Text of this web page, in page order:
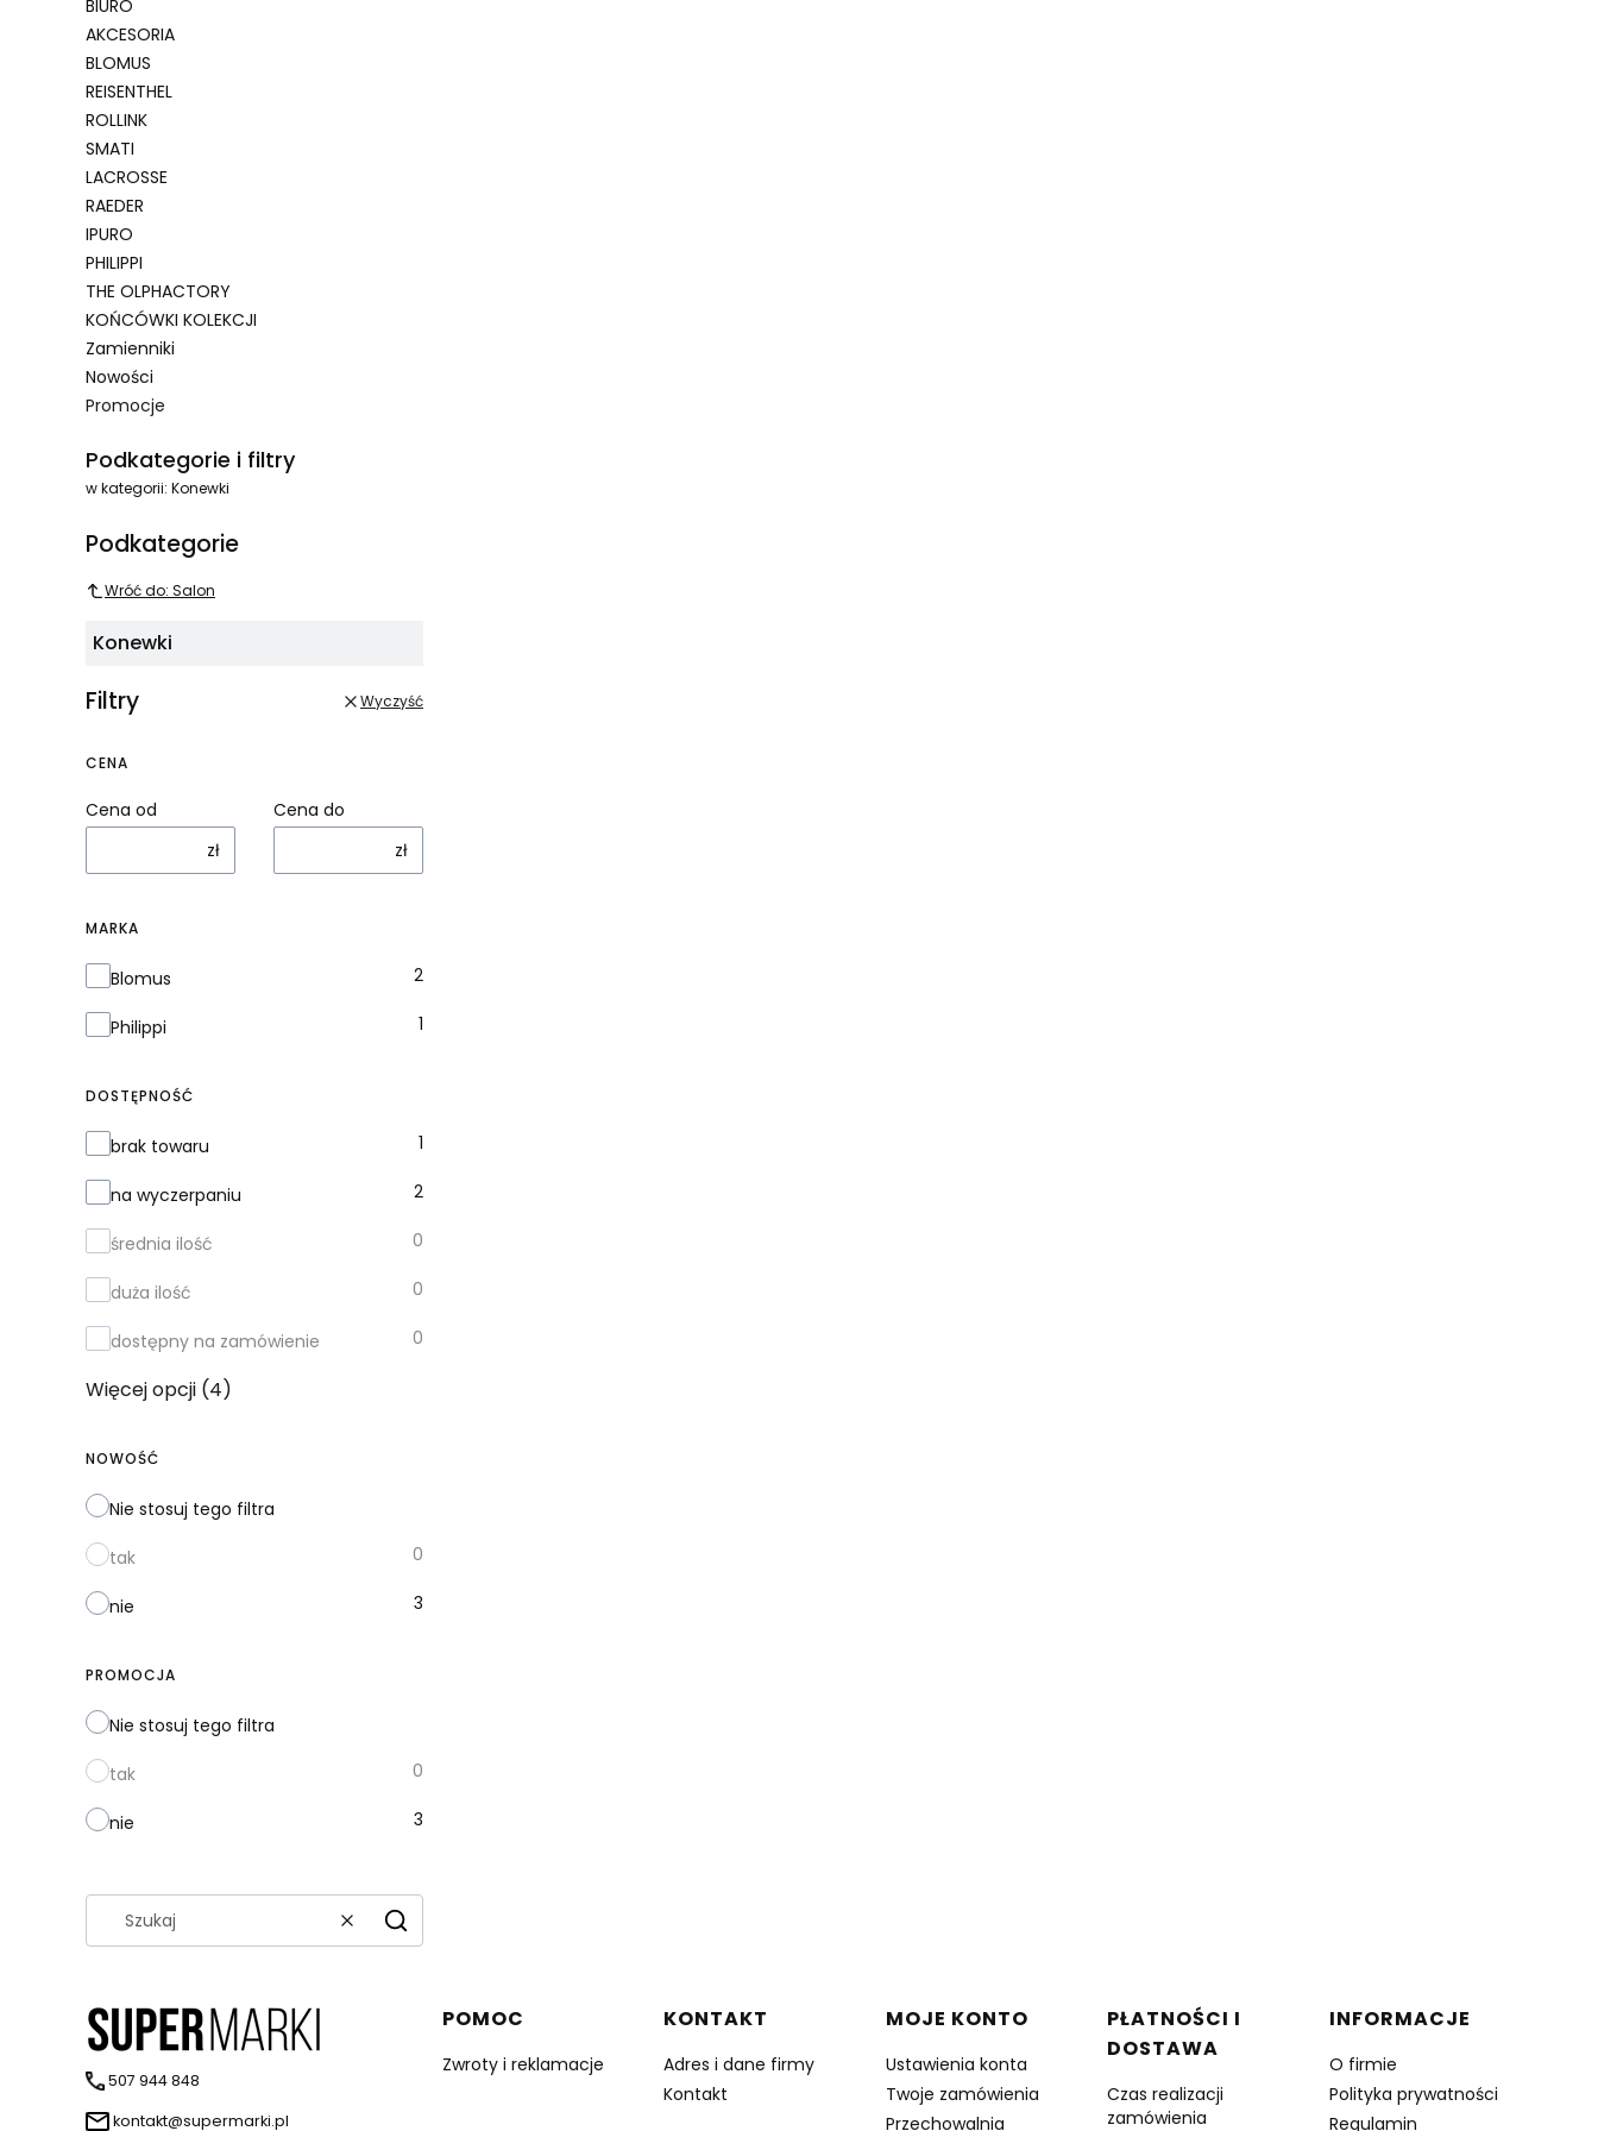
BIURO
AKCESORIA
BLOMUS
REISENTHEL
ROLLINK
SMATI
LACROSSE
RAEDER
IPURO
PHILIPPI
THE OLPHACTORY
KOŃCÓWKI KOLEKCJI
Zamienniki
Nowości
Promocje
Podkategorie i filtry
w kategorii: Konewki
Podkategorie
Wróć do: Salon
Konewki
Filtry Wyczyść
CENA
Cena od
zł
Cena do
zł
MARKA
Marka
Blomus 2
Philippi 1
DOSTĘPNOŚĆ
Dostępność
brak towaru 1
na wyczerpaniu 2
średnia ilość 0
duża ilość 0
dostępny na zamówienie 0
Więcej opcji (4)
NOWOŚĆ
Nie stosuj tego filtra
tak 0
nie 3
PROMOCJA
Nie stosuj tego filtra
tak 0
nie 3
WyczyśćSzukaj
507 944 848
kontakt@supermarki.pl
Linki w stopce
POMOC
Zwroty i reklamacje
KONTAKT
Adres i dane firmy
Kontakt
MOJE KONTO
Ustawienia konta
Twoje zamówienia
Przechowalnia
PŁATNOŚCI I
DOSTAWA
Czas realizacji
zamówienia
INFORMACJE
O firmie
Polityka prywatności
Regulamin